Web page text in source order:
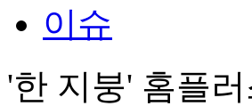
이슈
'한 지붕' 홈플